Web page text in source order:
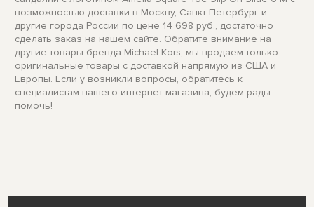
возможностью доставки в Москву, Санкт-Петербург и
другие города России по цене 14 698 руб., достаточно
сделать заказ на нашем сайте. Обратите внимание на
другие товары бренда Michael Kors, мы продаем только
оригинальные товары с доставкой напрямую из США и
Европы. Если у возникли вопросы, обратитесь к
специалистам нашего интернет-магазина, будем рады
помочь!